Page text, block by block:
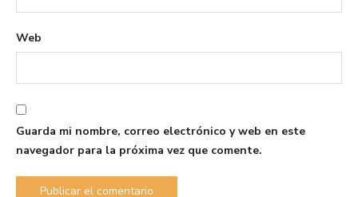
Web
Guarda mi nombre, correo electrónico y web en este
navegador para la próxima vez que comente.